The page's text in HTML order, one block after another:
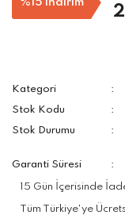
%15 indirim
Kategori
Stok Kodu
Stok Durumu
Garanti Süresi
15 Gün İçerisinde
Tüm Türkiye'ye